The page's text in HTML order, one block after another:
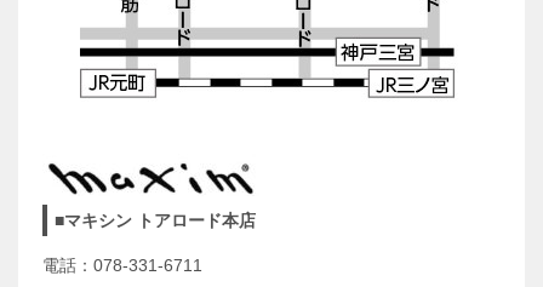
■マキシン トアロード本店
電話：078-331-6711